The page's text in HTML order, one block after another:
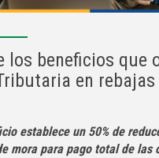
los beneficios que
en rebajas
establece un 50% de
mora para pago total de las